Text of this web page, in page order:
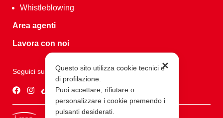
Whistleblowing
Area agenti
Lavora con noi
Seguici su
✕
Questo sito utilizza cookie tecnici e
di profilazione.
Puoi accettare, rifiutare o
personalizzare i cookie premendo i
pulsanti desiderati.